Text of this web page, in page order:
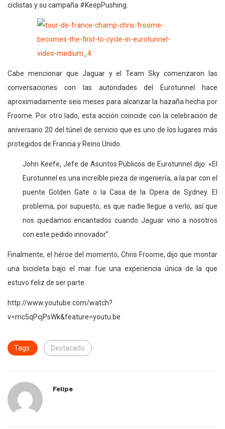
ciclistas y su campaña #KeepPushing.
Cabe mencionar que Jaguar y el Team Sky comenzaron las
conversaciones con las autoridades del Eurotunnel hace
aproximadamente seis meses para alcanzar la hazaña hecha por
Froome. Por otro lado, esta acción coincide con la celebración de
aniversario 20 del túnel de servicio que es uno de los lugares más
protegidos de Francia y Reino Unido.
John Keefe, Jefe de Asuntos Públicos de Eurotunnel dijo: «El
Eurotunnel es una increíble pieza de ingeniería, a la par con el
puente Golden Gate o la Casa de la Opera de Sydney. El
problema, por supuesto, es que nadie llegue a verlo, así que
nos quedamos encantados cuando Jaguar vino a nosotros
con este pedido innovador”.
Finalmente, el héroe del momento, Chris Froome, dijo que montar
una bicicleta bajo el mar fue una experiencia única de la que
estuvo feliz de ser parte.
http://www.youtube.com/watch?
v=mc5qPcjPsWk&feature=youtu.be
Tags: Destacado
Felipe